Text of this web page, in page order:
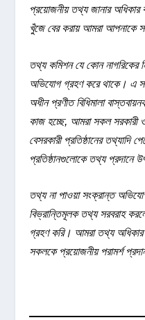
প্রয়োজনীয় তথ্য জানার অধিকার
খুঁজে বের করায় আমরা আপনাকে
তথ্য কমিশন যে কোন নাগরিকের
অভিযোগ গ্রহণ করে থাকে। এ
অধীন প্রণীত বিধিমালা
কাজ হচ্ছে, আমরা সকল সরকারী ও
বেসরকারী প্রতিষ্ঠানের তথ্যাদি
প্রতিষ্ঠানগুলোকে তথ্য প্রদানে
তথ্য না পাওয়া সংক্রান্ত
বিভ্রান্তিমূলক তথ্য সরবরাহ
গ্রহণ করি। আমরা তথ্য অধিকার
সকলকে প্রয়োজনীয় পরামর্শ